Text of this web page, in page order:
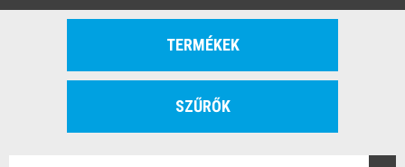
TERMÉKEK
SZŰRŐK